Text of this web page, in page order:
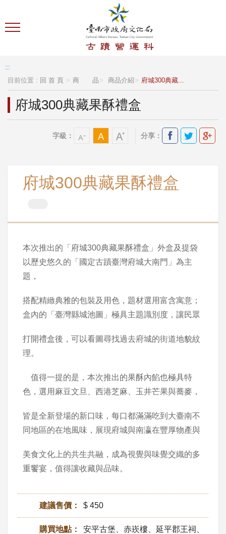
:::
目前位置 : 回 首 頁 商 品 商品介紹 府城300典藏...
府城300典藏果酥禮盒
字級： 分享：
府城300典藏果酥禮盒
本次推出的「府城300典藏果酥禮盒」外盒及提袋
以歷史悠久的「國定古蹟臺灣府城大南門」為主
題，
搭配精緻典雅的包裝及用色，題材選用富含寓意；
盒內的「臺灣縣城池圖」極具主題識別度，讓民眾
打開禮盒後，可以看圖尋找過去府城的街道地貌紋
理。
值得一提的是，本次推出的果酥內餡也極具特
色，選用麻豆文旦、西港芝麻、玉井芒果與蕎麥，
皆是全新登場的新口味，每口都滿滿吃到大臺南不
同地區的在地風味，展現府城與南瀛在豐厚物產與
美食文化上的共生共融，成為視覺與味覺交織的多
重饗宴，值得讓收藏與品味。
建議售價： $ 450
購買地點：
安平古堡、赤崁樓、延平郡王祠、